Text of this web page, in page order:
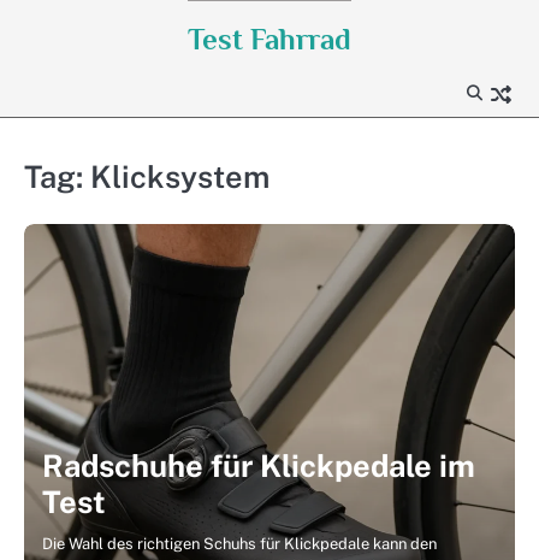
Test Fahrrad
Tag: Klicksystem
Radschuhe für Klickpedale im
Test
Die Wahl des richtigen Schuhs für Klickpedale kann den